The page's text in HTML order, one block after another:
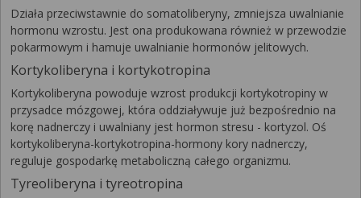
Działa przeciwstawnie do somatoliberyny, zmniejsza uwalnianie
hormonu wzrostu. Jest ona produkowana również w przewodzie
pokarmowym i hamuje uwalnianie hormonów jelitowych.
Kortykoliberyna i kortykotropina
Kortykoliberyna powoduje wzrost produkcji kortykotropiny w
przysadce mózgowej, która oddziaływuje już bezpośrednio na
korę nadnerczy i uwalniany jest hormon stresu - kortyzol. Oś
kortykoliberyna-kortykotropina-hormony kory nadnerczy,
reguluje gospodarkę metaboliczną całego organizmu.
Tyreoliberyna i tyreotropina